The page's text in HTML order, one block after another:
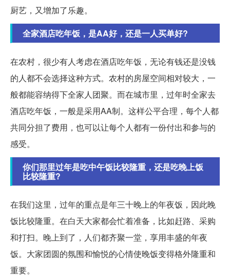
厨艺，又增加了乐趣。
全家酒店吃年饭，是AA好，还是一人买单好?
在农村，很少有人考虑在酒店吃年饭，无论有钱还是没钱
的人都不会选择这种方式。农村的房屋空间相对较大，一
般都能容纳得下全家人团聚。而在城市里，过年时全家去
酒店吃年饭，一般是采用AA制。这样公平合理，每个人都
共同分担了费用，也可以让每个人都有一份付出和参与的
感受。
你们那里过年是吃中午饭比较隆重，还是吃晚上饭
比较隆重?
在我们这里，过年的重点是年三十晚上的年夜饭，因此晚
饭比较隆重。在白天大家都会忙着准备，比如赶路、采购
和打扫。晚上到了，人们都齐聚一堂，享用丰盛的年夜
饭。大家团圆的氛围和愉悦的心情使晚饭变得格外隆重和
重要。